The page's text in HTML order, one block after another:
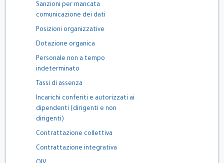
Sanzioni per mancata
comunicazione dei dati
Posizioni organizzative
Dotazione organica
Personale non a tempo
indeterminato
Tassi di assenza
Incarichi conferiti e autorizzati ai
dipendenti (dirigenti e non
dirigenti)
Contrattazione collettiva
Contrattazione integrativa